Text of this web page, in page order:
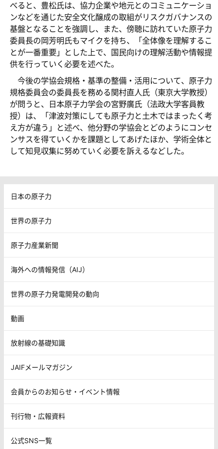
べると、豊松氏は、協力企業や地元とのコミュニケーショ
ンなどを通じた安全文化醸成の取組がリスクガバナンスの
基盤となることを強調し、また、傍聴に訪れていた原子力
委員長の岡芳明氏もマイクを持ち、「全体像を理解するこ
とが一番重要」とした上で、国民向けの理解活動や情報提
供を行っていく必要を述べた。
今後の学協会規格・基準の整備・活用について、原子力
規格委員会の委員長を務める関村直人氏（東京大学教授）
が問うと、日本原子力学会の宮野廣氏（法政大学客員教
授）は、「津波対策にしても原子力と土木ではまったく考
え方が違う」と述べ、他分野の学協会とどのようにコンセ
ンサスを得ていくかを課題としてあげたほか、学術全体と
して知見収集に努めていく必要を訴えるなどした。
日本の原子力
世界の原子力
原子力産業新聞
海外への情報発信（AIJ）
世界の原子力発電開発の動向
動画
放射線の基礎知識
JAIFメールマガジン
会員からのお知らせ・イベント情報
刊行物・広報資料
公式SNS一覧